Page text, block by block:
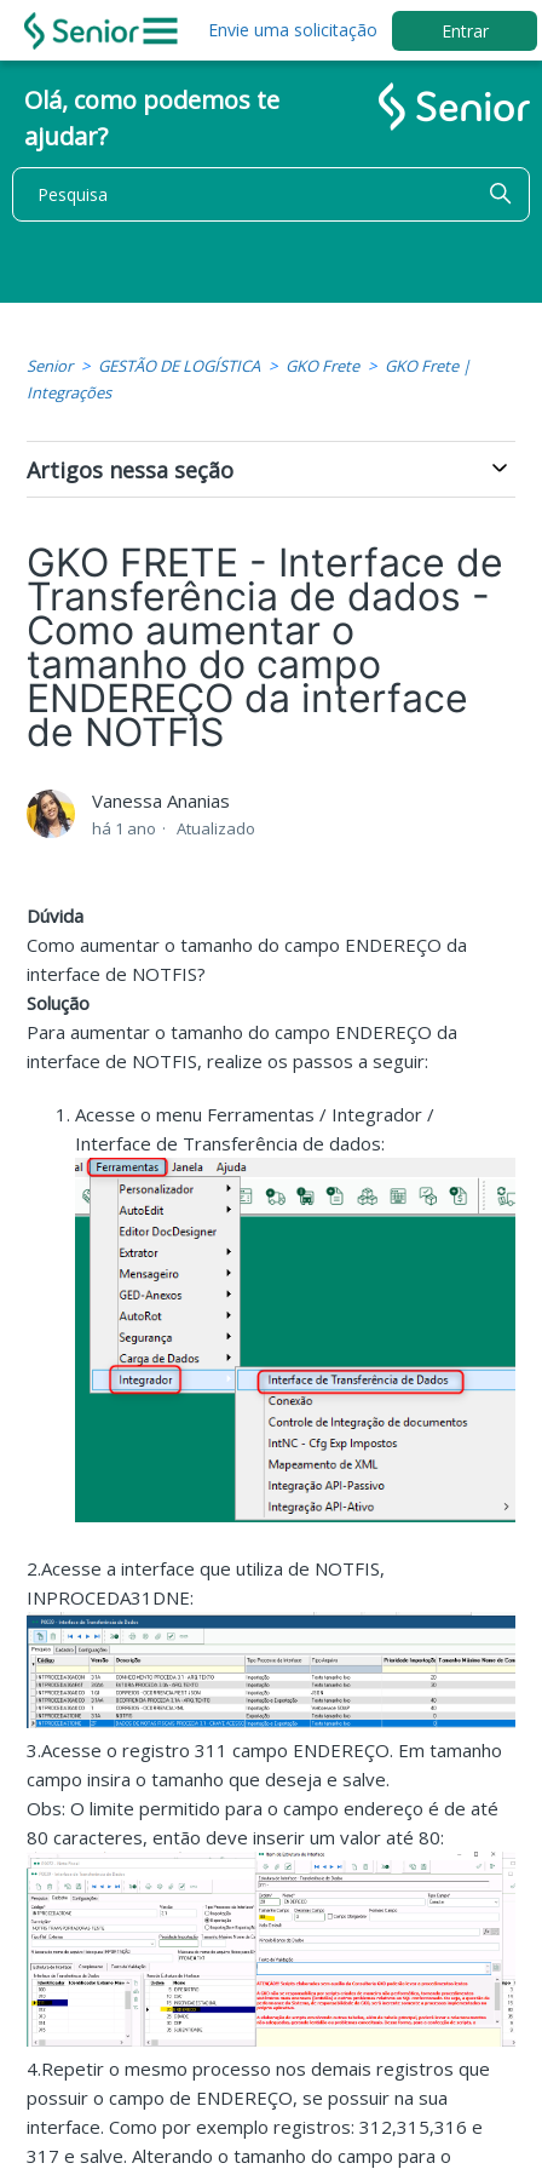
Envie uma solicitação Entrar
Olá, como podemos te
ajudar?
Senior GESTÃO DE LOGÍSTICA GKO Frete
GKO Frete |
Integrações
Artigos nessa seção
GKO FRETE - Interface de
Transferência de dados -
Como aumentar o
tamanho do campo
ENDEREÇO da interface
de NOTFIS
Vanessa Ananias
há 1 ano Atualizado
Dúvida
Como aumentar o tamanho do campo ENDEREÇO da
interface de NOTFIS?
Solução
Para aumentar o tamanho do campo ENDEREÇO da
interface de NOTFIS, realize os passos a seguir:
Acesse o menu Ferramentas / Integrador /
Interface de Transferência de dados:
2.Acesse a interface que utiliza de NOTFIS,
INPROCEDA31DNE:
3.Acesse o registro 311 campo ENDEREÇO. Em tamanho
campo insira o tamanho que deseja e salve.
Obs: O limite permitido para o campo endereço é de até
80 caracteres, então deve inserir um valor até 80:
4.Repetir o mesmo processo nos demais registros que
possuir o campo de ENDEREÇO, se possuir na sua
interface. Como por exemplo registros: 312,315,316 e
317 e salve. Alterando o tamanho do campo para o